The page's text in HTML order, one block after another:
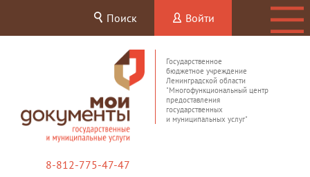
Поиск Войти
Государственное
бюджетное учреждение
Ленинградской области
"Многофункциональный центр
предоставления
государственных
и муниципальных услуг"
8-812-775-47-47